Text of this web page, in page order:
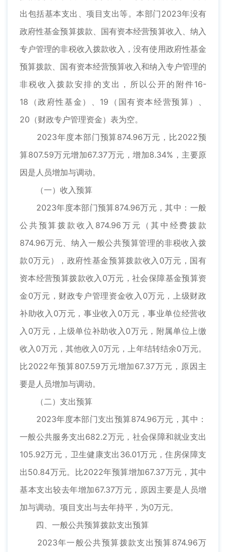
出包括基本支出、项目支出等。本部门2023年没有
政府性基金预算拨款、国有资本经营预算收入、纳入
专户管理的非税收入拨款收入，没有使用政府性基金
预算拨款、国有资本经营预算收入和纳入专户管理的
非税收入拨款安排的支出，所以公开的附件16-
18（政府性基金）、19（国有资本经营预算）、
20（财政专户管理资金）表为空。
2023年度本部门预算874.96万元，比2022预
算807.59万元增加67.37万元，增加8.34%，主要原
因是人员增加与调动。
（一）收入预算
2023年度本部门预算874.96万元，其中：一般
公共预算拨款收入874.96万元（其中经费拨款
874.96万元、纳入一般公共预算管理的非税收入拨
款0万元），政府性基金预算拨款收入0万元，国有
资本经营预算拨款收入0万元，社会保障基金预算资
金0万元，财政专户管理资金收入0万元，上级财政
补助收入0万元，事业收入0万元，事业单位经营收
入0万元，上级单位补助收入0万元，附属单位上缴
收入0万元，其他收入0万元，上年结转结余0万元。
比2022年预算807.59万元增加67.37万元，原因主
要是人员增加与调动。
（二）支出预算
2023年度本部门支出预算874.96万元，其中：
一般公共服务支出682.2万元，社会保障和就业支出
105.92万元，卫生健康支出36.01万元，住房保障支
出50.84万元。比2022年预算增加67.37万元，其中
基本支出较去年增加67.37万元，原因主要是人员增
加与调动。项目支出与去年持平，为0万元。
四、一般公共预算拨款支出预算
2023年一般公共预算拨款支出预算874.96万